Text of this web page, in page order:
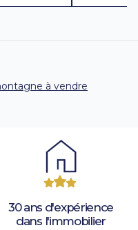
à vendre
30 ans d'expérience
dans l'immobilier